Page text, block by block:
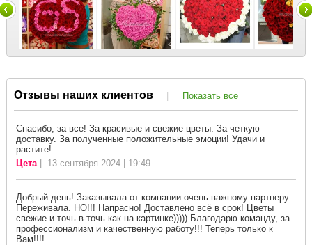
Отзывы наших клиентов | Показать все
Спасибо, за все! За красивые и свежие цветы. За четкую
доставку. За полученные положительные эмоции! Удачи и
растите!
Цета| 13 сентября 2024 | 19:49
Добрый день! Заказывала от компании очень важному партнеру.
Переживала. НО!!! Напрасно! Доставлено всё в срок! Цветы
свежие и точь-в-точь как на картинке))))) Благодарю команду, за
профессионализм и качественную работу!!! Теперь только к
Вам!!!!